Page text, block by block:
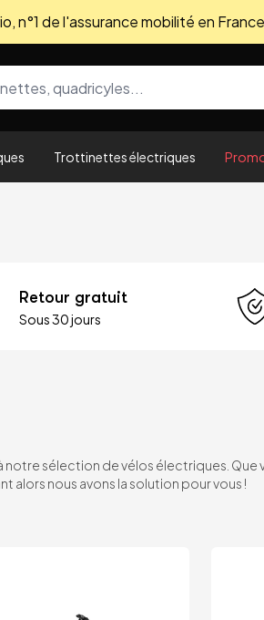
n°1 de l'assurance mobilité en
Trottinettes électriques
Retour gratuit
Sous 30 jours
notre sélection de vélos électriques.
alors nous avons la solution pour vous !